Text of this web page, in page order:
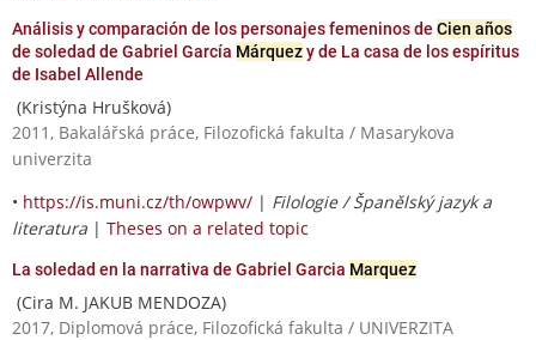
Análisis y comparación de los personajes femeninos de Cien años
de soledad de Gabriel García Márquezy de La casa de los espíritus
de Isabel Allende
(Kristýna Hrušková)
2011, Bakalářská práce, Filozofická fakulta / Masarykova
univerzita
• https://is.muni.cz/th/owpwv/ | Filologie / Španělský jazyk a
literatura | Theses on a related topic
La soledad en la narrativa de Gabriel Garcia Marquez
(Cira M. JAKUB MENDOZA)
2017, Diplomová práce, Filozofická fakulta / UNIVERZITA